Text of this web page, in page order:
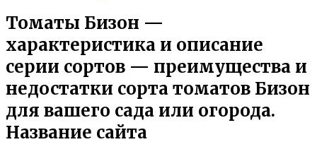
Томаты Бизон —
характеристика и описание
серии сортов — преимущества и
недостатки сорта томатов Бизон
для вашего сада или огорода.
Название сайта